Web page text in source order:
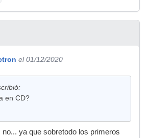
el 01/12/2020
en CD?
no... ya que sobretodo los primeros